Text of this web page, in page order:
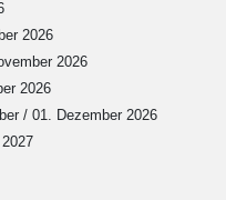
2026
2026
2026
/ 01. Dezember 2026